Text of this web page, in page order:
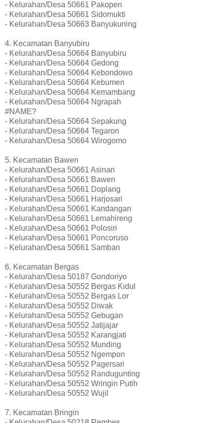
- Kelurahan/Desa 50661 Pakopen
- Kelurahan/Desa 50661 Sidomukti
- Kelurahan/Desa 50663 Banyukuning
4. Kecamatan Banyubiru
- Kelurahan/Desa 50664 Banyubiru
- Kelurahan/Desa 50664 Gedong
- Kelurahan/Desa 50664 Kebondowo
- Kelurahan/Desa 50664 Kebumen
- Kelurahan/Desa 50664 Kemambang
- Kelurahan/Desa 50664 Ngrapah
#NAME?
- Kelurahan/Desa 50664 Sepakung
- Kelurahan/Desa 50664 Tegaron
- Kelurahan/Desa 50664 Wirogomo
5. Kecamatan Bawen
- Kelurahan/Desa 50661 Asinan
- Kelurahan/Desa 50661 Bawen
- Kelurahan/Desa 50661 Doplang
- Kelurahan/Desa 50661 Harjosari
- Kelurahan/Desa 50661 Kandangan
- Kelurahan/Desa 50661 Lemahireng
- Kelurahan/Desa 50661 Polosiri
- Kelurahan/Desa 50661 Poncoruso
- Kelurahan/Desa 50661 Samban
6. Kecamatan Bergas
- Kelurahan/Desa 50187 Gondoriyo
- Kelurahan/Desa 50552 Bergas Kidul
- Kelurahan/Desa 50552 Bergas Lor
- Kelurahan/Desa 50552 Diwak
- Kelurahan/Desa 50552 Gebugan
- Kelurahan/Desa 50552 Jatijajar
- Kelurahan/Desa 50552 Karangjati
- Kelurahan/Desa 50552 Munding
- Kelurahan/Desa 50552 Ngempon
- Kelurahan/Desa 50552 Pagersari
- Kelurahan/Desa 50552 Randugunting
- Kelurahan/Desa 50552 Wringin Putih
- Kelurahan/Desa 50552 Wujil
7. Kecamatan Bringin